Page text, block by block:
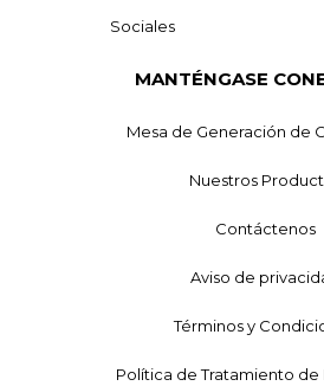
Sociales
MANTÉNGASE
Mesa de Generación de
Nuestros
Contáctenos
Aviso de
Términos y
Política de Tratamiento de